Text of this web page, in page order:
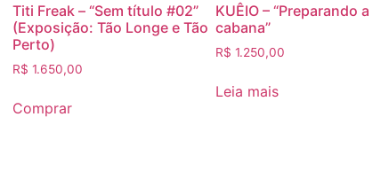
Titi Freak – “Sem título #02”
(Exposição: Tão Longe e Tão
Perto)
R$ 1.650,00
Comprar
KUÊIO – “Preparando a
cabana”
R$ 1.250,00
Leia mais